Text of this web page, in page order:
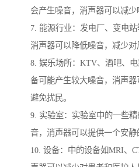
会产生噪音，消声器可以减少
7. 能源行业：发电厂、变电站
消声器可以降低噪音，减少对
8. 娱乐场所：KTV、酒吧、
备可能产生较大噪音，消声器
避免扰民。
9. 实验室：实验室中的一些
音，消声器可以提供一个安静
10. 设备：中的设备如MRI、